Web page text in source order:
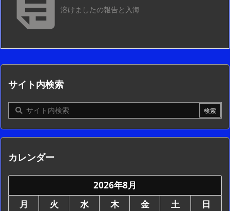
溶けましたの報告と入海
サイト内検索
カレンダー
2026年8月
月
火 水 木 金 土
日